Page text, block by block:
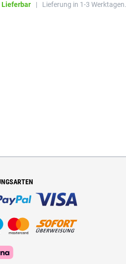
Lieferbar
| Lieferung in 1-3 Werktagen.